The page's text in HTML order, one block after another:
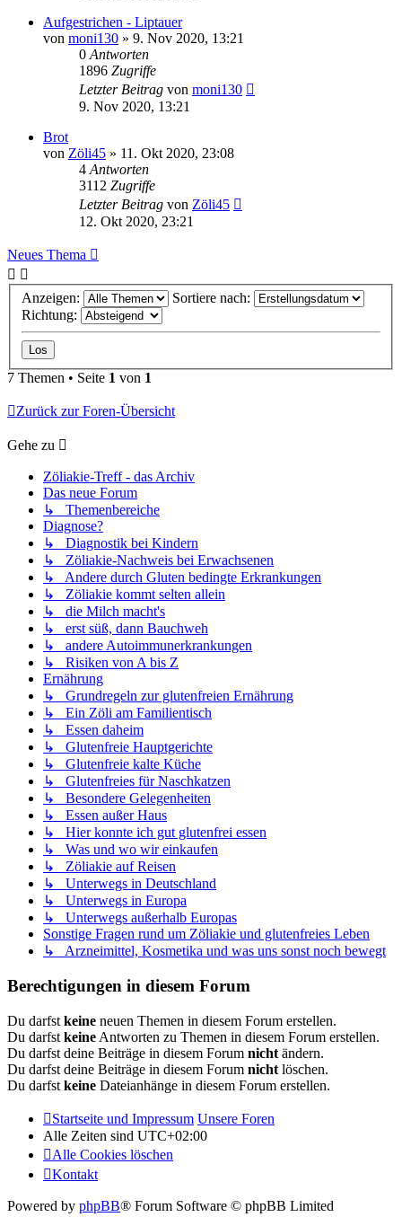
Aufgestrichen - Liptauer
von moni130 » 9. Nov 2020, 13:21
0 Antworten
1896 Zugriffe
Letzter Beitrag von moni130
9. Nov 2020, 13:21
Brot
von Zöli45 » 11. Okt 2020, 23:08
4 Antworten
3112 Zugriffe
Letzter Beitrag von Zöli45
12. Okt 2020, 23:21
Neues Thema
Anzeigen:
Sortiere nach:
Richtung:
7 Themen • Seite 1 von 1
Zurück zur Foren-Übersicht
Gehe zu
Zöliakie-Treff - das Archiv
Das neue Forum
↳ Themenbereiche
Diagnose?
↳ Diagnostik bei Kindern
↳ Zöliakie-Nachweis bei Erwachsenen
↳ Andere durch Gluten bedingte Erkrankungen
↳ Zöliakie kommt selten allein
↳ die Milch macht's
↳ erst süß, dann Bauchweh
↳ andere Autoimmunerkrankungen
↳ Risiken von A bis Z
Ernährung
↳ Grundregeln zur glutenfreien Ernährung
↳ Ein Zöli am Familientisch
↳ Essen daheim
↳ Glutenfreie Hauptgerichte
↳ Glutenfreie kalte Küche
↳ Glutenfreies für Naschkatzen
↳ Besondere Gelegenheiten
↳ Essen außer Haus
↳ Hier konnte ich gut glutenfrei essen
↳ Was und wo wir einkaufen
↳ Zöliakie auf Reisen
↳ Unterwegs in Deutschland
↳ Unterwegs in Europa
↳ Unterwegs außerhalb Europas
Sonstige Fragen rund um Zöliakie und glutenfreies Leben
↳ Arzneimittel, Kosmetika und was uns sonst noch bewegt
Berechtigungen in diesem Forum
Du darfst keine neuen Themen in diesem Forum erstellen.
Du darfst keine Antworten zu Themen in diesem Forum erstellen.
Du darfst deine Beiträge in diesem Forum nicht ändern.
Du darfst deine Beiträge in diesem Forum nicht löschen.
Du darfst keine Dateianhänge in diesem Forum erstellen.
Startseite und Impressum Unsere Foren
Alle Zeiten sind UTC+02:00
Alle Cookies löschen
Kontakt
Powered by phpBB® Forum Software © phpBB Limited